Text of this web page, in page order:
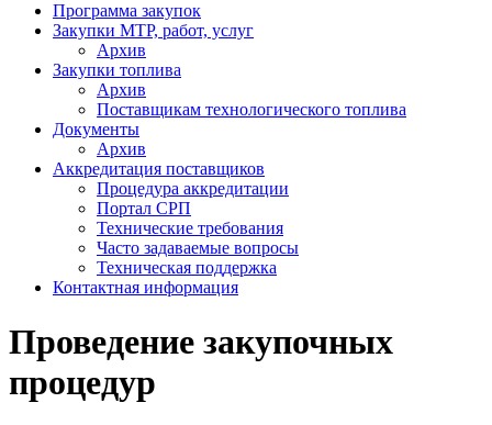
Программа закупок
Закупки МТР, работ, услуг
Архив
Закупки топлива
Архив
Поставщикам технологического топлива
Документы
Архив
Аккредитация поставщиков
Процедура аккредитации
Портал СРП
Технические требования
Часто задаваемые вопросы
Техническая поддержка
Контактная информация
Проведение закупочных
процедур